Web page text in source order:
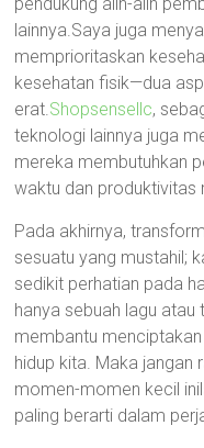
lainnya.Saya juga
memprioritaskan
kesehatan fisik—dua
erat.Shopsensellc,
teknologi lainnya juga
mereka membutuhkan
waktu dan produktivitas
Pada akhirnya,
sesuatu yang mustahil;
sedikit perhatian pada
hanya sebuah lagu
membantu
hidup kita. Maka jangan
momen-momen kecil
paling berarti dalam